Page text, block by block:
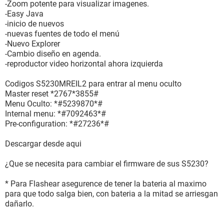
-Zoom potente para visualizar imagenes.
-Easy Java
-inicio de nuevos
-nuevas fuentes de todo el menú
-Nuevo Explorer
-Cambio diseño en agenda.
-reproductor video horizontal ahora izquierda
Codigos S5230MREIL2 para entrar al menu oculto
Master reset *2767*3855#
Menu Oculto: *#5239870*#
Internal menu: *#7092463*#
Pre-configuration: *#27236*#
Descargar desde aqui
¿Que se necesita para cambiar el firmware de sus S5230?
* Para Flashear asegurence de tener la bateria al maximo
para que todo salga bien, con bateria a la mitad se arriesgan
dañarlo.